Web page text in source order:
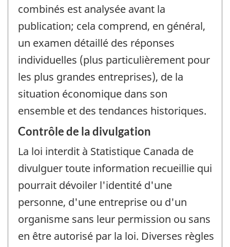
combinés est analysée avant la
publication; cela comprend, en général,
un examen détaillé des réponses
individuelles (plus particulièrement pour
les plus grandes entreprises), de la
situation économique dans son
ensemble et des tendances historiques.
Contrôle de la divulgation
La loi interdit à Statistique Canada de
divulguer toute information recueillie qui
pourrait dévoiler l'identité d'une
personne, d'une entreprise ou d'un
organisme sans leur permission ou sans
en être autorisé par la loi. Diverses règles